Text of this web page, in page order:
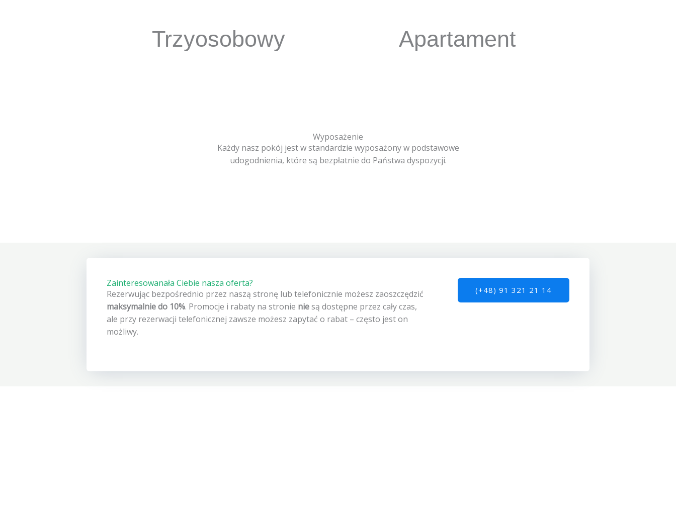
Trzyosobowy Apartament
Wyposażenie
Każdy nasz pokój jest w standardzie wyposażony w podstawowe
udogodnienia, które są bezpłatnie do Państwa dyspozycji.
Zainteresowanała Ciebie nasza oferta?
Rezerwując bezpośrednio przez naszą stronę lub telefonicznie możesz zaoszczędzić
maksymalnie do 10%. Promocje i rabaty na stronie niesą dostępne przez cały czas,
ale przy rezerwacji telefonicznej zawsze możesz zapytać o rabat – często jest on
możliwy.
(+48) 91 321 21 14